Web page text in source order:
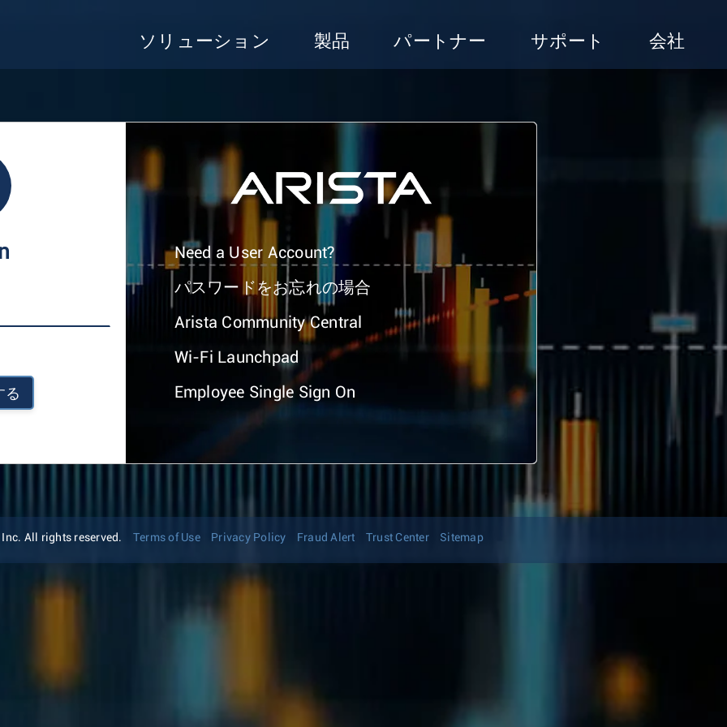
ソリューション 製品 パートナー サポート 会社
る
Need a User Account?
パスワードをお忘れの場合
Arista Community Central
Wi-Fi Launchpad
Employee Single Sign On
All rights reserved. Terms of Use Privacy Policy Fraud Alert Trust Center Sitemap